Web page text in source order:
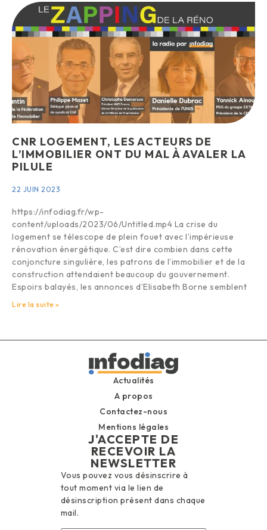
CNR LOGEMENT, LES ACTEURS DE
L’IMMOBILIER ONT DU MAL À AVALER LA
PILULE
22 JUIN 2023
https://infodiag.fr/wp-
content/uploads/2023/06/Untitled.mp4 La crise du
logement se télescope de plein fouet avec l’impérieuse
rénovation énergétique. C’est dire combien dans cette
conjoncture singulière, les patrons de l’immobilier et de la
construction attendaient beaucoup du gouvernement.
Espoirs balayés, les annonces d’Elisabeth Borne semblent
Lire la suite »
Actualités
A propos
Contactez-nous
Mentions légales
J'ACCEPTE DE
RECEVOIR LA
NEWSLETTER
Vous pouvez vous désinscrire à
tout moment via le lien de
désinscription présent dans chaque
mail.